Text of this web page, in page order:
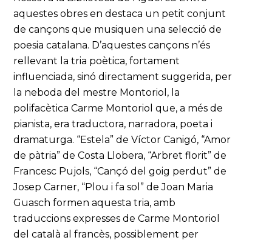
aquestes obres en destaca un petit conjunt
de cançons que musiquen una selecció de
poesia catalana. D’aquestes cançons n’és
rellevant la tria poètica, fortament
influenciada, sinó directament suggerida, per
la neboda del mestre Montoriol, la
polifacètica Carme Montoriol que, a més de
pianista, era traductora, narradora, poeta i
dramaturga. “Estela” de Víctor Canigó, “Amor
de pàtria” de Costa Llobera, “Arbret florit” de
Francesc Pujols, “Cançó del goig perdut” de
Josep Carner, “Plou i fa sol” de Joan Maria
Guasch formen aquesta tria, amb
traduccions expresses de Carme Montoriol
del català al francès, possiblement per